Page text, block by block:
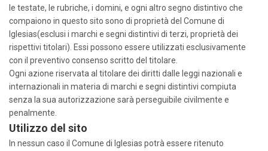
le testate, le rubriche, i domini, e ogni altro segno distintivo che
compaiono in questo sito sono di proprietà del Comune di
Iglesias(esclusi i marchi e segni distintivi di terzi, proprietà dei
rispettivi titolari). Essi possono essere utilizzati esclusivamente
con il preventivo consenso scritto del titolare.
Ogni azione riservata al titolare dei diritti dalle leggi nazionali e
internazionali in materia di marchi e segni distintivi compiuta
senza la sua autorizzazione sarà perseguibile civilmente e
penalmente.
Utilizzo del sito
In nessun caso il Comune di Iglesias potrà essere ritenuto